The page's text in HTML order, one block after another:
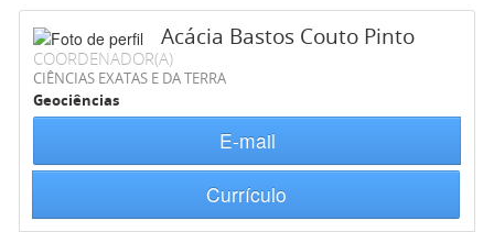
Acácia Bastos Couto Pinto
COORDENADOR(A)
CIÊNCIAS EXATAS E DA TERRA
Geociências
E-mail
Currículo